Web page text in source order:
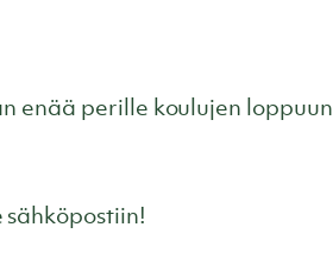
enää perille koulujen loppuun